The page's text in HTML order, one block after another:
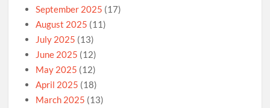
September 2025 (17)
August 2025 (11)
July 2025 (13)
June 2025 (12)
May 2025 (12)
April 2025 (18)
March 2025 (13)